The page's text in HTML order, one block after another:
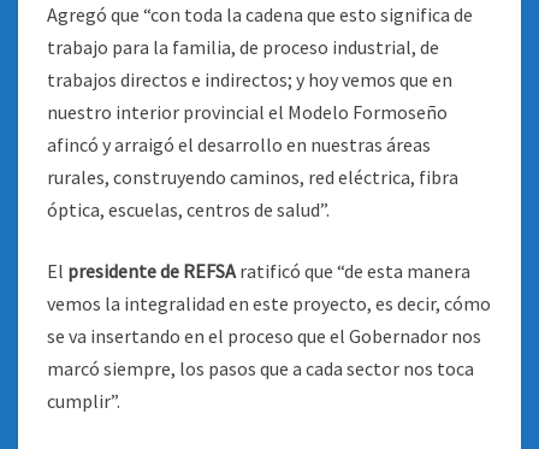
Agregó que “con toda la cadena que esto significa de
trabajo para la familia, de proceso industrial, de
trabajos directos e indirectos; y hoy vemos que en
nuestro interior provincial el Modelo Formoseño
afincó y arraigó el desarrollo en nuestras áreas
rurales, construyendo caminos, red eléctrica, fibra
óptica, escuelas, centros de salud”.
El presidente de REFSAratificó que “de esta manera
vemos la integralidad en este proyecto, es decir, cómo
se va insertando en el proceso que el Gobernador nos
marcó siempre, los pasos que a cada sector nos toca
cumplir”.